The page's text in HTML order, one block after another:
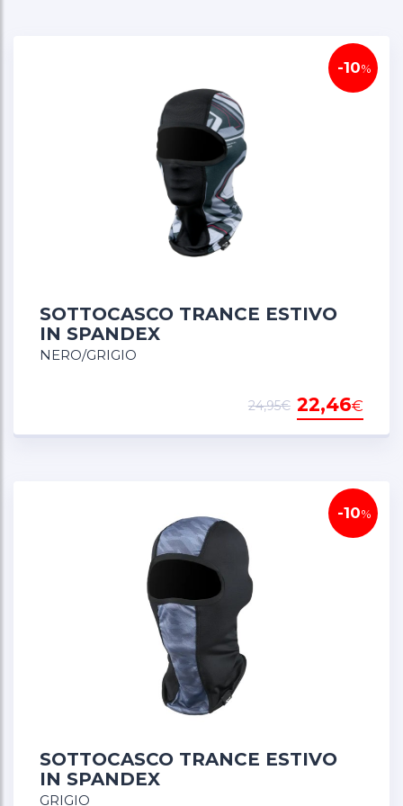
SOTTOCASCO TRANCE ESTIVO
IN SPANDEX
NERO/GRIGIO
22,46€
24,95€
-10%
SOTTOCASCO TRANCE ESTIVO
IN SPANDEX
GRIGIO
-10%